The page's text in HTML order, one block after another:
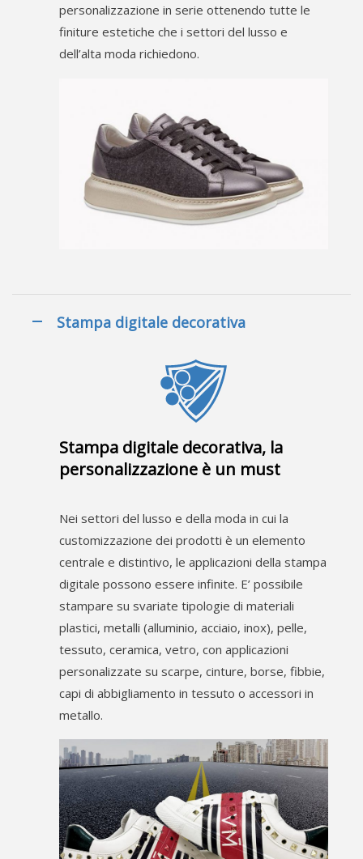
personalizzazione in serie ottenendo tutte le
finiture estetiche che i settori del lusso e
dell’alta moda richiedono.
Stampa digitale decorativa
Stampa digitale decorativa, la
personalizzazione è un must
Nei settori del lusso e della moda in cui la
customizzazione dei prodotti è un elemento
centrale e distintivo, le applicazioni della stampa
digitale possono essere infinite. E’ possibile
stampare su svariate tipologie di materiali
plastici, metalli (alluminio, acciaio, inox), pelle,
tessuto, ceramica, vetro, con applicazioni
personalizzate su scarpe, cinture, borse, fibbie,
capi di abbigliamento in tessuto o accessori in
metallo.